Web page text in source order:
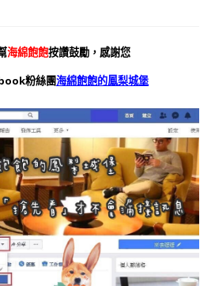
海綿飽飽按讚鼓勵，感謝您
粉絲團海綿飽飽的鳳梨城堡